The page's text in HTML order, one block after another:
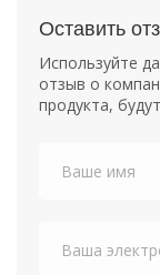
Оставить
Используйте
отзыв о
продукта,